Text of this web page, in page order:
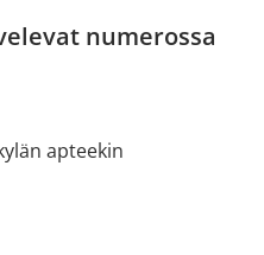
numerossa
apteekin